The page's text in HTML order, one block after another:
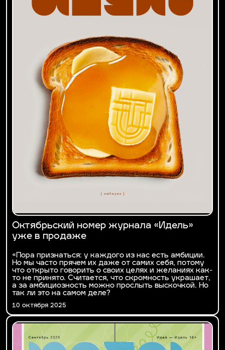
Октябрьский номер журнала «Идель»
уже в продаже
«Пора признаться: у каждого из нас есть амбиции.
Но мы часто прячем их даже от самих себя, потому
что открыто говорить о своих целях и желаниях как-
то не принято. Считается, что скромность украшает,
а за амбициозность можно прослыть выскочкой. Но
так ли это на самом деле?
10 октября 2025